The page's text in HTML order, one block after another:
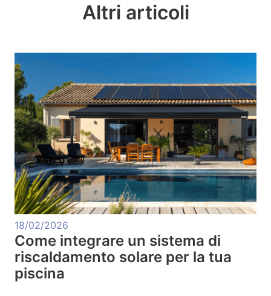
Altri articoli
18/02/2026
Come integrare un sistema di
riscaldamento solare per la tua
piscina